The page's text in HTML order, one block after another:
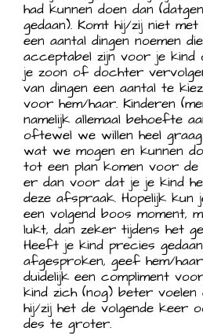
had kunnen doen dan
gedaan). Komt hij/zij niet
een aantal dingen noemen
acceptabel zijn voor je kind
je zoon of dochter
van dingen een aantal te
voor hem/haar. Kinderen
namelijk allemaal behoefte
oftewel we willen heel
wat we mogen en kunnen
tot een plan komen voor
er dan voor dat je je kind
deze afspraak. Hopelijk kun
een volgend boos moment,
lukt, dan zeker tijdens het
Heeft je kind precies
afgesproken, geef hem/
duidelijk een compliment
kind zich (nog) beter
hij/zij het de volgende keer
des te groter.